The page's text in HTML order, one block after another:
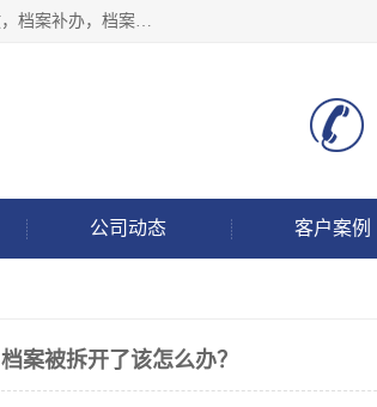
长沙毕业帮人力资源咨询有限责任公司是一家拥有8年多经验的人事服务代理机构。主要的服务有：档案存放，档案补办，档案激活，档案查询，档案查找，档案托管，档案调取，档案异地代办，档案异常处理 等；提供毕业档案处理、人事档案服务、商务代理代办、个人档案等服务，同时办事过程全程与客户沟通，确保真实、安全、可靠！
公司动态 客户案例
档案被拆开了该怎么办？